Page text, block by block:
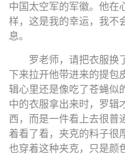
中国太空军的军徽。他在
样，这是我的幸运，我不
息。
罗老师，请把衣服换
下来拉开他带进来的提包
辑心里还是像吃了苍蝇似
中的衣服拿出来时，罗辑
西，而是一件看上去很普
着看了看，夹克的料子很
也穿着这种夹克，只是颜